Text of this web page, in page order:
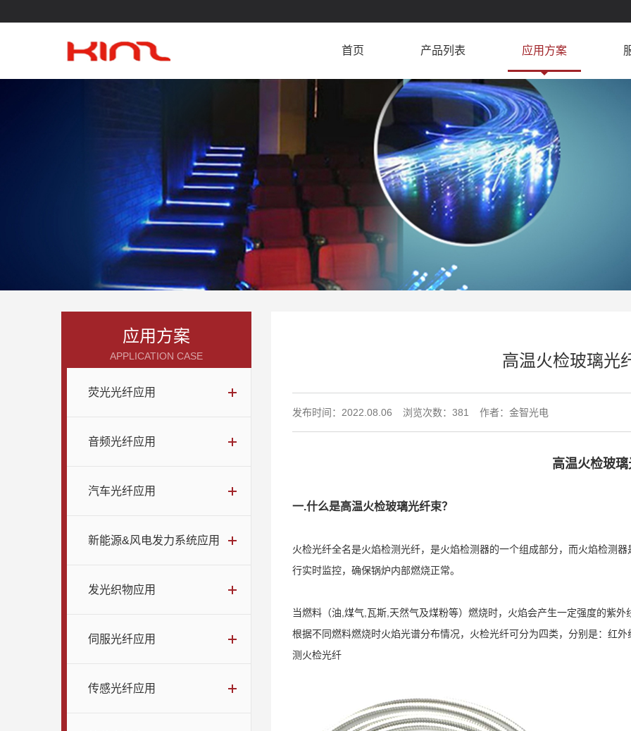
首页 产品列表 应用方案
应用方案
APPLICATION CASE
荧光光纤应用
音频光纤应用
汽车光纤应用
新能源&风电发力系统应用
发光织物应用
伺服光纤应用
传感光纤应用
高温火检玻璃光
发布时间：2022.08.06 浏览次数： 381 作者：金智光电
高温火检玻
一.什么是高温火检玻璃光纤束？
火检光纤全名是火焰检测光纤，是火焰检测器的一个组成部分，而火焰检测
行实时监控，确保锅炉内部燃烧正常。
当燃料（油,煤气,瓦斯,天然气及煤粉等）燃烧时，火焰会产生一定强度的紫外
根据不同燃料燃烧时火焰光谱分布情况，火检光纤可分为四类，分别是：红
测火检光纤